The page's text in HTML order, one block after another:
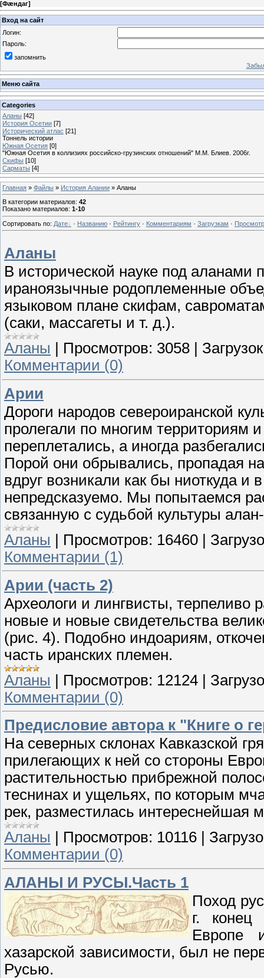
[Фæндаг]
Вход на сайт
Логин:
Пароль:
запомнить
Меню сайта
Categories
Аланы [42]
История Осетии [7]
Исторический атлас [21]
Тоннель истории
Южная Осетия [0]
"Южная Осетия в коллизиях российско-грузинских отношений" М.М. Блиев. 2006г.
Скифы [10]
Сарматы [4]
Главная » Файлы » История Алании » Аланы
В категории материалов: 42
Показано материалов: 1-10
Сортировать по: Дате · Названию · Рейтингу · Комментариям · Загрузкам ·
Аланы
В исторической науке под аланами
ираноязычные родоплеменные
языковом плане скифам,
(саки, массагеты и т. д.).
Аланы
Просмотров: 3058
Комментарии (0)
Арии
Дороги народов североиранской
пролегали по многим территориям
переплетались, а иногда
Порой они обрывались, пропадая
вдруг возникали как бы ниоткуда и
непредсказуемо. Мы попытаемся
связанную с судьбой культуры
Аланы
Просмотров: 16460
Комментарии (1)
Арии (часть 2)
Археологи и лингвисты, терпеливо
новые и новые свидетельства
(рис. 4). Подобно индоариям,
часть иранских племен.
Аланы | Просмотров: 12124 |
Комментарии (0)
Предисловие автора к "Книге о
На северных склонах Кавказской
прилегающих к ней со стороны
растительностью прибрежной
теснинах и ущельях, по которым
рек, разместилась интереснейшая
Аланы
Просмотров: 10116
Комментарии (0)
АЛАНЫ И РУСЫ.Часть 1
Поход
г. конец
Европе
хазарской зависимости, был не
Русью.